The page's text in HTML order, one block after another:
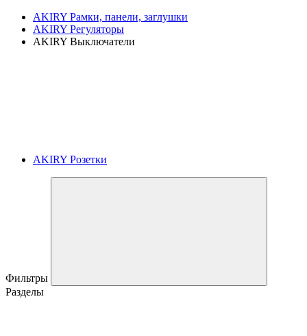
AKIRY Рамки, панели, заглушки
AKIRY Регуляторы
AKIRY Выключатели
AKIRY Розетки
Фильтры
Разделы